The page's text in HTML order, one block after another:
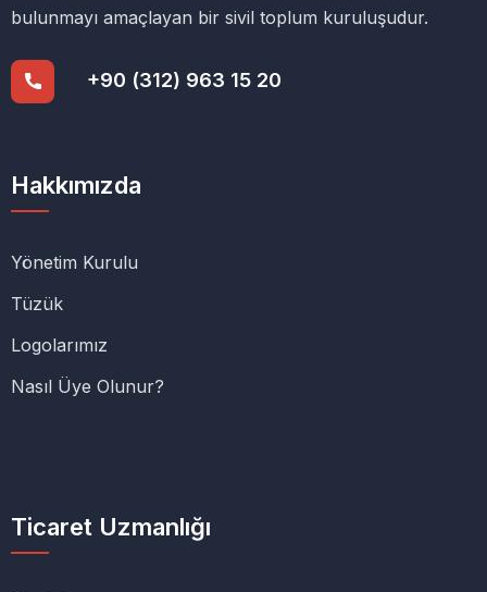
bulunmayı amaçlayan bir sivil toplum kuruluşudur.
+90 (312) 963 15 20
Hakkımızda
Yönetim Kurulu
Tüzük
Logolarımız
Nasıl Üye Olunur?
Ticaret Uzmanlığı